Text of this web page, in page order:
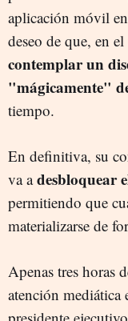
aplicación móvil
deseo de que, en
contemplar un
"mágicamente"
tiempo.
En definitiva, su
va adesbloquear
permitiendo que
materializarse de
Apenas tres horas
atención